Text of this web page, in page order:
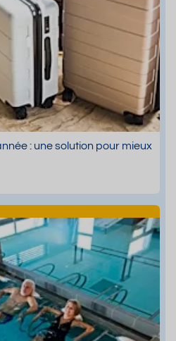
: une solution pour mieux